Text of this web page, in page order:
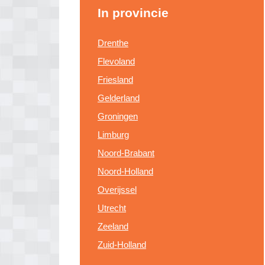
In provincie
Drenthe
Flevoland
Friesland
Gelderland
Groningen
Limburg
Noord-Brabant
Noord-Holland
Overijssel
Utrecht
Zeeland
Zuid-Holland